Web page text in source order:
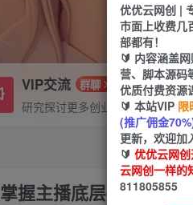
VIP交流 群聊
研究探讨更多创业项目路子。
握主播底层逻辑 开
优优云网创 |
市面上收费几
部都有！
🔰 内容涵盖
营、脚本源码
优质付费资源
🔰 本站VIP 限
(推广佣金70%)
更新，欢迎加
🔰 优优云网
云网创一样的
811805855